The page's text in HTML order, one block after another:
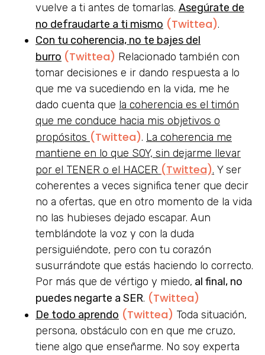
vuelve a ti antes de tomarlas. Asegúrate de
no defraudarte a ti mismo (Twittea).
Con tu coherencia, no te bajes del
burro (Twittea) Relacionado también con
tomar decisiones e ir dando respuesta a lo
que me va sucediendo en la vida, me he
dado cuenta que la coherencia es el timón
que me conduce hacia mis objetivos o
propósitos (Twittea). La coherencia me
mantiene en lo que SOY, sin dejarme llevar
por el TENER o el HACER (Twittea). Y ser
coherentes a veces significa tener que decir
no a ofertas, que en otro momento de la vida
no las hubieses dejado escapar. Aun
temblándote la voz y con la duda
persiguiéndote, pero con tu corazón
susurrándote que estás haciendo lo correcto.
Por más que de vértigo y miedo, al final, no
puedes negarte a SER. (Twittea)
De todo aprendo (Twittea) Toda situación,
persona, obstáculo con en que me cruzo,
tiene algo que enseñarme. No soy experta